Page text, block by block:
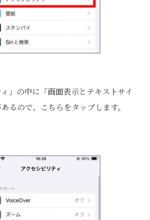
ィ」の中に「画面表示とテキストサイ
るので、こちらをタップします。